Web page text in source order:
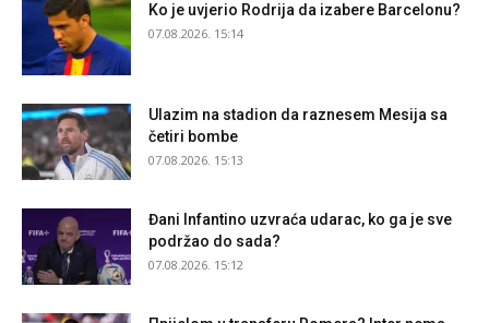
Ko je uvjerio Rodrija da izabere Barcelonu?
07.08.2026. 15:14
Ulazim na stadion da raznesem Mesija sa
četiri bombe
07.08.2026. 15:13
Đani Infantino uzvraća udarac, ko ga je sve
podržao do sada?
07.08.2026. 15:12